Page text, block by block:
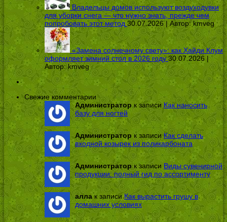
Владельцы домов используют воздуходувки
для уборки снега — что нужно знать, прежде чем
попробовать этот метод 30.07.2026 | Автор:kmveg
«Замена солнечному свету»: как Хайди Клум
оформляет зимний стол в 2026 году 30.07.2026 |
Автор:kmveg
Свежие комментарии
Администраторк записиКак наносить
базу для ногтей
Администратор к записиКак сделать
входной козырек из поликарбоната
Администраторк записи Виды сувенирной
продукции: полный гид по ассортименту
аллак записиКак вырастить грушу в
домашних условиях